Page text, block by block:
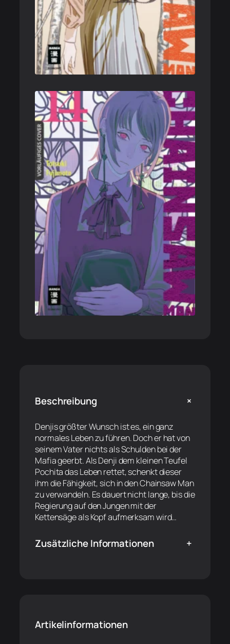
Beschreibung +
Denjis größter Wunsch ist es, ein ganz
normales Leben zu führen. Doch er hat von
seinem Vater nichts als Schulden bei der
Mafia geerbt. Als Denji dem kleinen Teufel
Pochita das Leben rettet, schenkt dieser
ihm die Fähigkeit, sich in den Chainsaw Man
zu verwandeln. Es dauert nicht lange, bis die
Regierung auf den Jungen mit der
Kettensäge als Kopf aufmerksam wird…
Zusätzliche Informationen +
Artikelinformationen